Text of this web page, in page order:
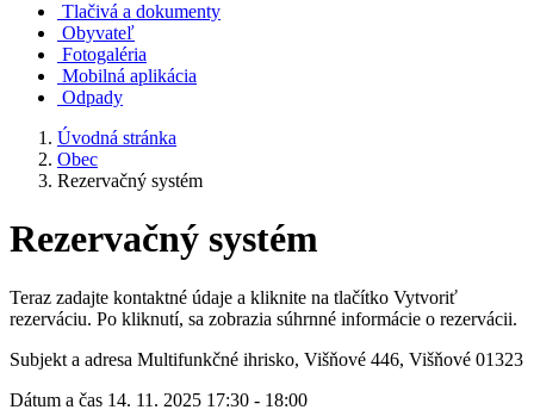
Tlačivá a dokumenty
Obyvateľ
Fotogaléria
Mobilná aplikácia
Odpady
Úvodná stránka
Obec
Rezervačný systém
Rezervačný systém
Teraz zadajte kontaktné údaje a kliknite na tlačítko Vytvoriť
rezerváciu. Po kliknutí, sa zobrazia súhrnné informácie o rezervácii.
Subjekt a adresa Multifunkčné ihrisko, Višňové 446, Višňové 01323
Dátum a čas 14. 11. 2025 17:30 - 18:00